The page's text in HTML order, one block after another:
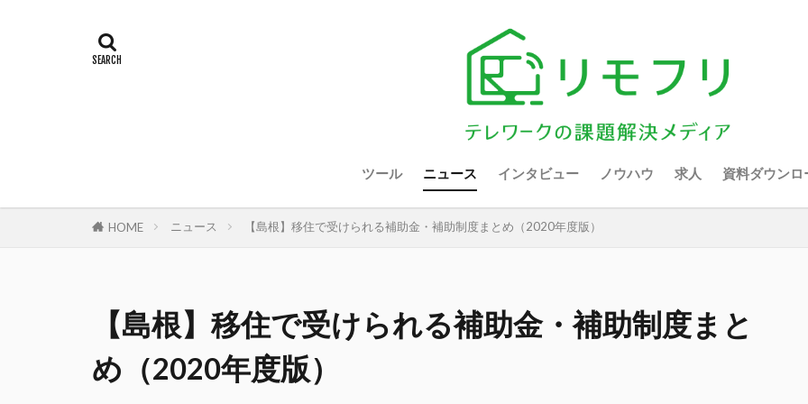
ツール ニュース インタビュー ノウハウ 求人 資料ダウンロ
HOME ニュース 【島根】移住で受けられる補助金・補助制度まとめ（2020年度版）
【島根】移住で受けられる補助金・補助制度まと
め（2020年度版）